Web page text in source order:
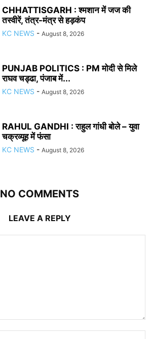
CHHATTISGARH : श्मशान में जज की
तस्वीरें, तंत्र-मंत्र से हड़कंप
KC NEWS - August 8, 2026
PUNJAB POLITICS : PM मोदी से मिले
राघव चड्ढा, पंजाब में...
KC NEWS - August 8, 2026
RAHUL GANDHI : राहुल गांधी बोले – युवा
चक्रव्यूह में फंसा
KC NEWS - August 8, 2026
NO COMMENTS
LEAVE A REPLY